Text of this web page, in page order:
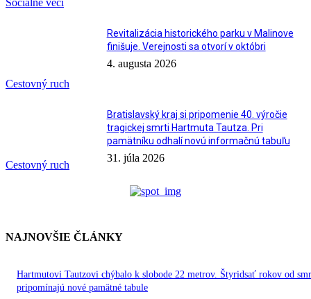
Sociálne veci
Cestovný ruch
Revitalizácia historického parku v Malinove
finišuje. Verejnosti sa otvorí v októbri
4. augusta 2026
Cestovný ruch
Bratislavský kraj si pripomenie 40. výročie
tragickej smrti Hartmuta Tautza. Pri
pamätníku odhalí novú informačnú tabuľu
31. júla 2026
NAJNOVŠIE ČLÁNKY
Hartmutovi Tautzovi chýbalo k slobode 22 metrov. Štyridsať rokov od
pripomínajú nové pamätné tabule